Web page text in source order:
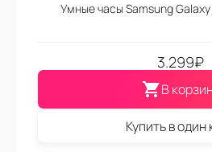
Умные часы Samsung
3.299₽
В
Купить в один